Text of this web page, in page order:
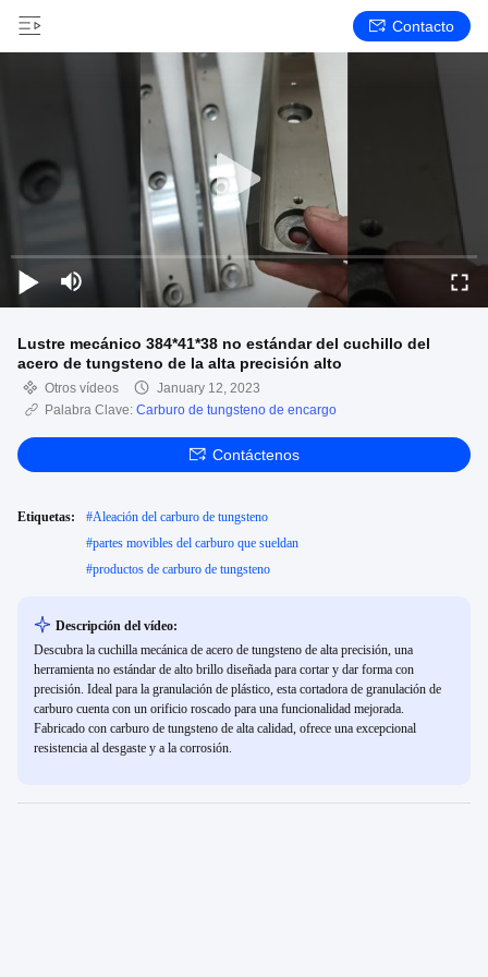
Contacto
Lustre mecánico 384*41*38 no estándar del cuchillo del
acero de tungsteno de la alta precisión alto
Otros vídeos
January 12, 2023
Palabra Clave: Carburo de tungsteno de encargo
Contáctenos
Etiquetas: #Aleación del carburo de tungsteno
#partes movibles del carburo que sueldan
#productos de carburo de tungsteno
Descripción del vídeo:
Descubra la cuchilla mecánica de acero de tungsteno de alta precisión, una
herramienta no estándar de alto brillo diseñada para cortar y dar forma con
precisión. Ideal para la granulación de plástico, esta cortadora de granulación de
carburo cuenta con un orificio roscado para una funcionalidad mejorada.
Fabricado con carburo de tungsteno de alta calidad, ofrece una excepcional
resistencia al desgaste y a la corrosión.